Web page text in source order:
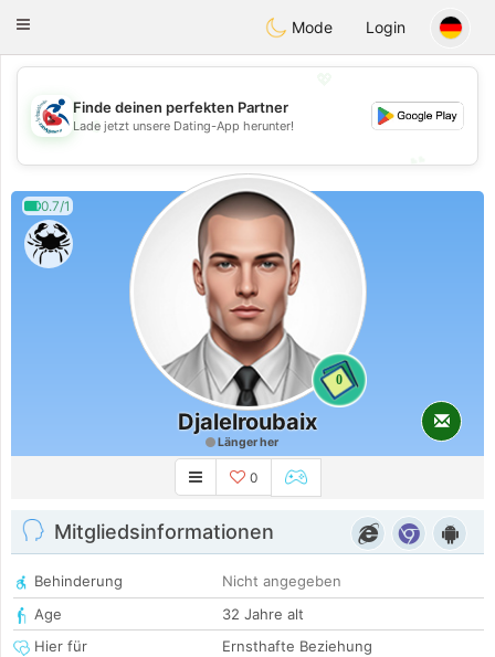
Handi Space
Toggle
Mode Login
💖
💕
Finde deinen perfekten Partner
Lade jetzt unsere Dating-App herunter!
0.7/1
0
Djalelroubaix
Länger her
0
Mitgliedsinformationen
Behinderung
Nicht angegeben
Age
32 Jahre alt
Hier für
Ernsthafte Beziehung